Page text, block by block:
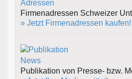
Firmenadressen Schweizer
» Jetzt Firmenadressen kaufen!
Publikation von Presse- bzw.